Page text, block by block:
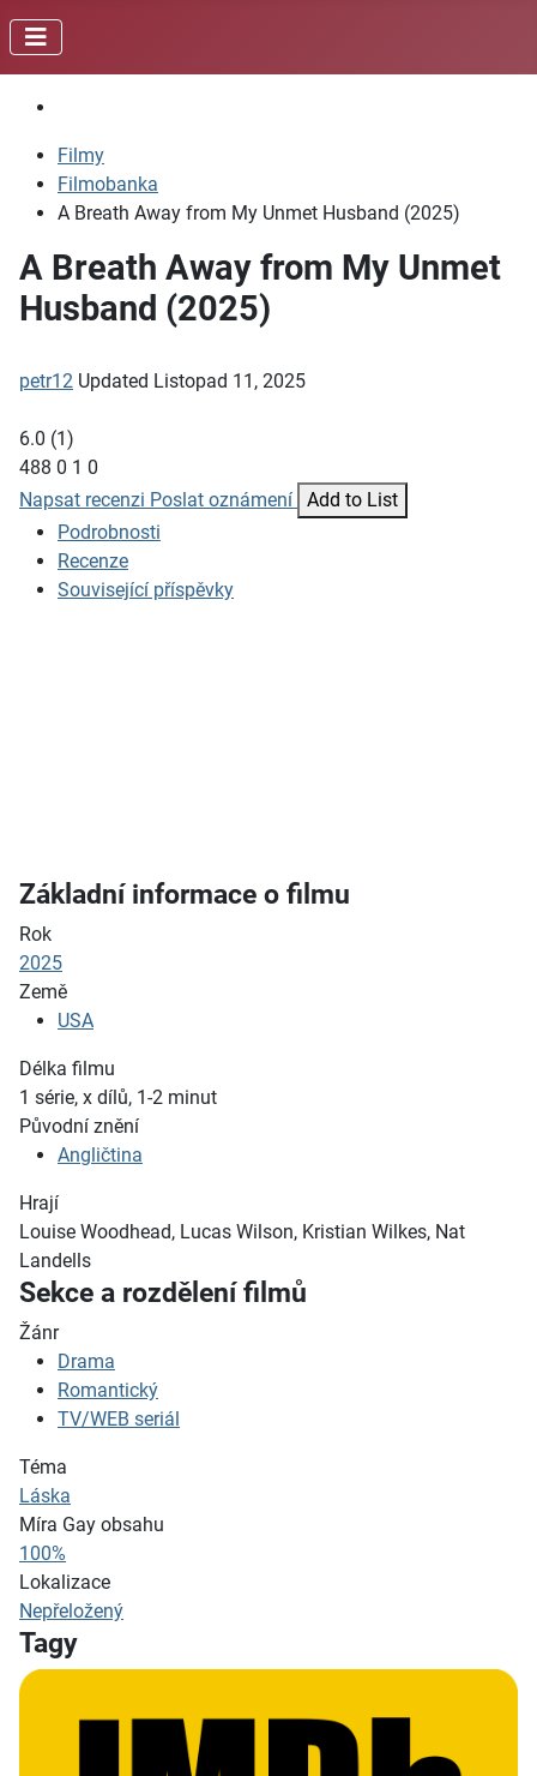
Filmy
Filmobanka
A Breath Away from My Unmet Husband (2025)
A Breath Away from My Unmet
Husband (2025)
petr12 Updated Listopad 11, 2025
6.0 (1)
488 0 1 0
Napsat recenzi Poslat oznámení
Add to List
Podrobnosti
Recenze
Související příspěvky
Základní informace o filmu
Rok
2025
Země
USA
Délka filmu
1 série, x dílů, 1-2 minut
Původní znění
Angličtina
Hrají
Louise Woodhead, Lucas Wilson, Kristian Wilkes, Nat
Landells
Sekce a rozdělení filmů
Žánr
Drama
Romantický
TV/WEB seriál
Téma
Láska
Míra Gay obsahu
100%
Lokalizace
Nepřeložený
Tagy